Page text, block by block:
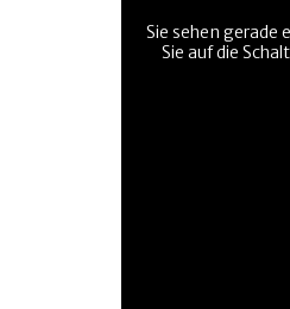
Sie sehen gerade
Sie auf die